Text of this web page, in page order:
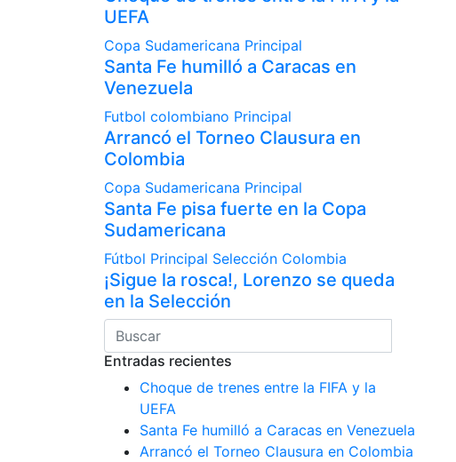
UEFA
Copa Sudamericana Principal
Santa Fe humilló a Caracas en
Venezuela
Futbol colombiano Principal
Arrancó el Torneo Clausura en
Colombia
Copa Sudamericana Principal
Santa Fe pisa fuerte en la Copa
Sudamericana
Fútbol Principal Selección Colombia
¡Sigue la rosca!, Lorenzo se queda
en la Selección
Entradas recientes
Choque de trenes entre la FIFA y la
UEFA
Santa Fe humilló a Caracas en Venezuela
Arrancó el Torneo Clausura en Colombia